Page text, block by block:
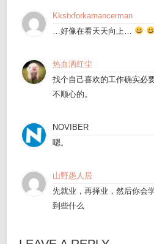
Kkstxforkamancerman
…好像在看天天向上…
热血洒红尘
找个自己喜欢的工作确实必
不顺心的。
NOVIBER
嗯。
山野愚人居
先就业，再择业，然后你会
到些什么